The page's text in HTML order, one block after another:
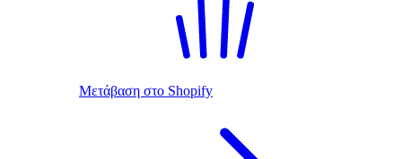
Μετάβαση στο Shopify